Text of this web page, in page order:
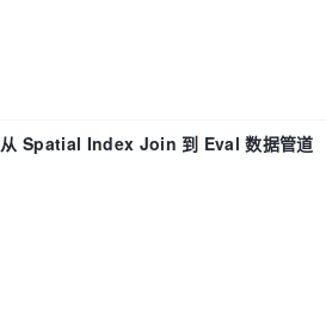
Spatial Index Join 到 Eval 数据管道